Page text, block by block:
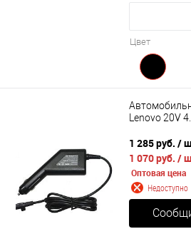
Цвет
Lenovo 20V
1 285 руб. /
1 070 руб. /
Оптовая цена
Недоступно